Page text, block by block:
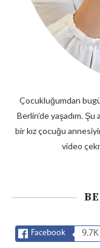
Çocukluğumdan
Berlin’de yaşadım.
bir kız çocuğu
video
Facebook 9.7K